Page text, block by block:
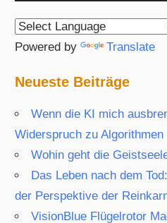
Player
Powered by Translate
Neueste Beiträge
Wenn die KI mich
Widerspruch zu Algorithmen
Wohin geht die
Das Leben nach dem
der Perspektive der
VisionBlue Flügelrotor